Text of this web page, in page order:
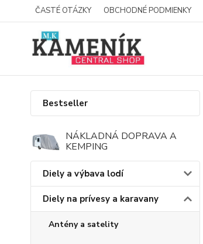
ČASTÉ OTÁZKY OBCHODNÉ PODMIENKY
Bestseller
NÁKLADNÁ DOPRAVA A
KEMPING
Diely a výbava lodí
Diely na prívesy a karavany
Antény a satelity